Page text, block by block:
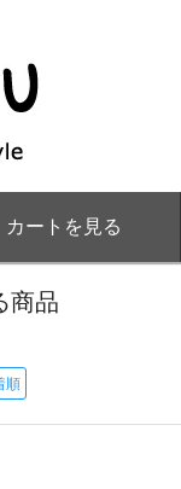
カートを見る
商品
順